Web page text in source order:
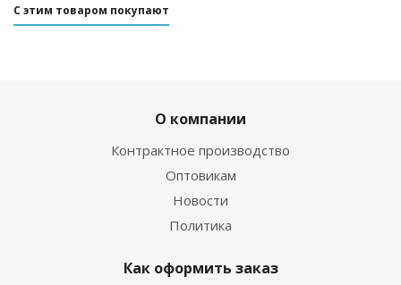
С этим товаром покупают
О компании
Контрактное производство
Оптовикам
Новости
Политика
Как оформить заказ